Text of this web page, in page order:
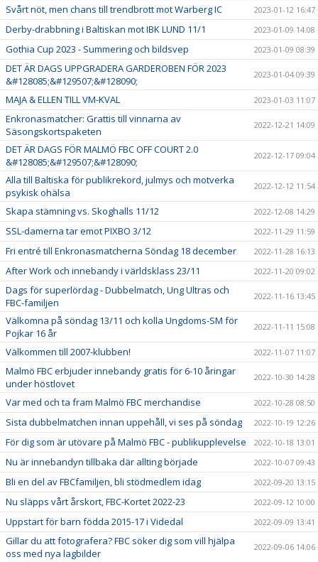
Svårt nöt, men chans till trendbrott mot Warberg IC 2023-01-12 16:47
Derby-drabbning i Baltiskan mot IBK LUND 11/1 2023-01-09 14:08
Gothia Cup 2023 - Summering och bildsvep 2023-01-09 08:39
DET ÄR DAGS UPPGRADERA GARDEROBEN FÖR 2023
&#128085;&#129507;&#128090;
2023-01-04 09:39
MAJA & ELLEN TILL VM-KVAL 2023-01-03 11:07
Enkronasmatcher: Grattis till vinnarna av
Säsongskortspaketen
2022-12-21 14:09
DET ÄR DAGS FÖR MALMÖ FBC OFF COURT 2.0
&#128085;&#129507;&#128090;
2022-12-17 09:04
Alla till Baltiska för publikrekord, julmys och motverka
psykisk ohälsa
2022-12-12 11:54
Skapa stämning vs. Skoghalls 11/12 2022-12-08 14:29
SSL-damerna tar emot PIXBO 3/12 2022-11-29 11:59
Fri entré till Enkronasmatcherna Söndag 18 december 2022-11-28 16:13
After Work och innebandy i världsklass 23/11 2022-11-20 09:02
Dags för superlördag - Dubbelmatch, Ung Ultras och
FBC-familjen
2022-11-16 13:45
Välkomna på söndag 13/11 och kolla Ungdoms-SM för
Pojkar 16 år
2022-11-11 15:08
Välkommen till 2007-klubben! 2022-11-07 11:07
Malmö FBC erbjuder innebandy gratis för 6-10 åringar
under höstlovet
2022-10-30 14:28
Var med och ta fram Malmö FBC merchandise 2022-10-28 08:50
Sista dubbelmatchen innan uppehåll, vi ses på söndag 2022-10-19 12:26
För dig som är utövare på Malmö FBC - publikupplevelse 2022-10-18 13:01
Nu är innebandyn tillbaka där allting började 2022-10-07 09:43
Bli en del av FBCfamiljen, bli stödmedlem idag 2022-09-20 13:15
Nu släpps vårt årskort, FBC-Kortet 2022-23 2022-09-12 10:00
Uppstart för barn födda 2015-17 i Videdal 2022-09-09 13:41
Gillar du att fotografera? FBC söker dig som vill hjälpa
oss med nya lagbilder
2022-09-06 14:06